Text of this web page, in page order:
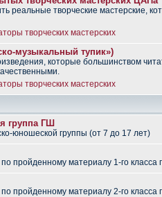
реальные творческие мастерские,
творческих мастерских
музыкальный тупик»)
которые большинством
творческих мастерских
группа ГШ
юношеской группы (от 7 до 17 лет)
пройденному материалу 1-го класса
пройденному материалу 2-го класса